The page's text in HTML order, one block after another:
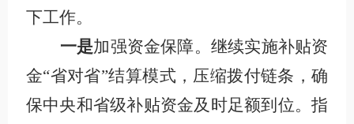
下工作。
一是加强资金保障。继续实施补贴资
金“省对省”结算模式，压缩拨付链条，确
保中央和省级补贴资金及时足额到位。指